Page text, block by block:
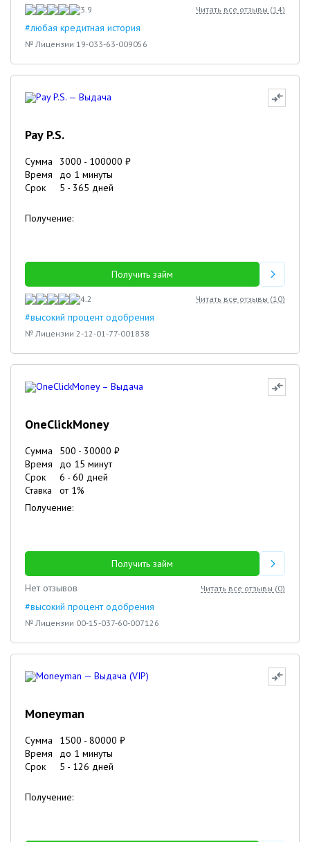
3.9 Читать все отзывы (14)
#любая кредитная история
№ Лицензии 19-033-63-009056
Pay P.S.
Сумма 3000 - 100000 ₽
Время
до 1 минуты
Срок
5 - 365 дней
Получение:
Получить займ
4.2 Читать все отзывы (10)
#высокий процент одобрения
№ Лицензии 2-12-01-77-001838
OneClickMoney
Сумма 500 - 30000 ₽
Время
до 15 минут
Срок
6 - 60 дней
Ставка
от 1%
Получение:
Получить займ
Нет отзывов
Читать все отзывы (0)
#высокий процент одобрения
№ Лицензии 00-15-037-60-007126
Moneyman
Сумма 1500 - 80000 ₽
Время
до 1 минуты
Срок
5 - 126 дней
Получение: